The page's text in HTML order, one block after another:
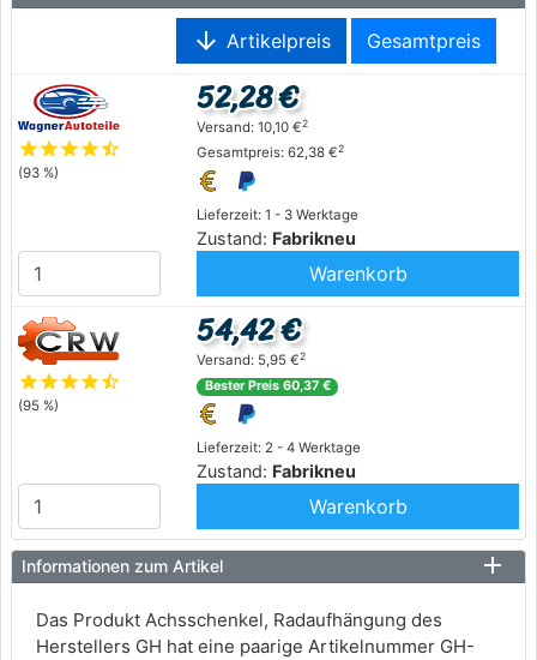
arrow_downward Artikelpreis Gesamtpreis
starstarstarstarstar_half
(93 %)
Lieferzeit: 1 - 3 Werktage
Zustand: Fabrikneu
52,28 €
Versand: 10,10 €2
Gesamtpreis: 62,38 €2
Warenkorb
starstarstarstarstar_half
(95 %)
Lieferzeit: 2 - 4 Werktage
Zustand: Fabrikneu
54,42 €
Versand: 5,95 €2
Bester Preis 60,37 €
Warenkorb
Informationen zum Artikel
Das Produkt Achsschenkel, Radaufhängung des
Herstellers GH hat eine paarige Artikelnummer GH-